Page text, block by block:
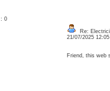
: 0
Re:
21/07/2025
Friend, this